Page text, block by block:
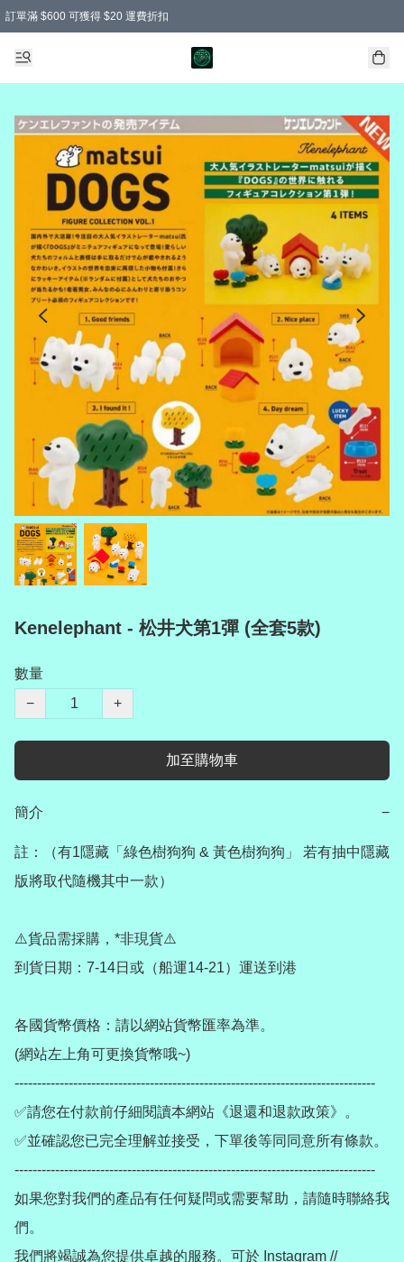
訂單滿 $600 可獲得 $20 運費折扣
Kenelephant - 松井犬第1彈 (全套5款)
數量
−
+
加至購物車
簡介 −
註：（有1隱藏「綠色樹狗狗 & 黃色樹狗狗」 若有抽中隱藏
版將取代隨機其中一款）
⚠️貨品需採購，*非現貨⚠️
到貨日期：7-14日或（船運14-21）運送到港
各國貨幣價格：請以網站貨幣匯率為準。
(網站左上角可更換貨幣哦~)
--------------------------------------------------------------------------------
✅請您在付款前仔細閱讀本網站《退還和退款政策》。
✅並確認您已完全理解並接受，下單後等同同意所有條款。
--------------------------------------------------------------------------------
如果您對我們的產品有任何疑問或需要幫助，請隨時聯絡我
們。
我們將竭誠為您提供卓越的服務。可於 Instagram //